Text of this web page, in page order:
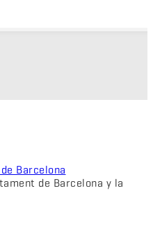
de Barcelona y la